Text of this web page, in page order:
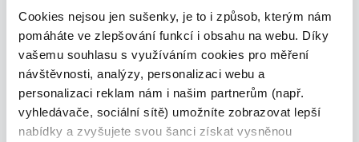
Cookies nejsou jen sušenky, je to i způsob, kterým nám
pomáháte ve zlepšování funkcí i obsahu na webu. Díky
vašemu souhlasu s využíváním cookies pro měření
návštěvnosti, analýzy, personalizaci webu a
personalizaci reklam nám i našim partnerům (např.
vyhledávače, sociální sítě) umožníte zobrazovat lepší
nabídky a zvyšujete svou šanci získat vysněnou
profesionální a osobní přístup ke každému
našemu kolegovi je samozřejmostí
individuální příplatky za splnění požadované
produktivity